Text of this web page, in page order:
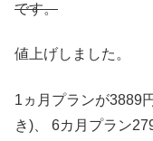
です。
値上げしました。
1ヵ月プランが3889
き)、 6カ月プラン